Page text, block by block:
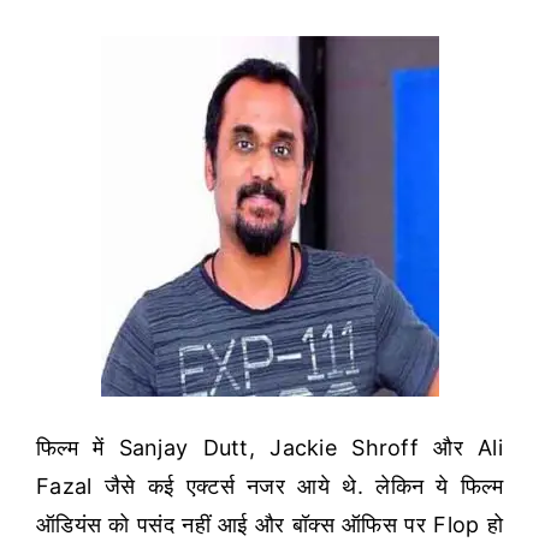
फिल्म में Sanjay Dutt, Jackie Shroff और Ali
Fazal जैसे कई एक्टर्स नजर आये थे. लेकिन ये फिल्म
ऑडियंस को पसंद नहीं आई और बॉक्स ऑफिस पर Flop हो